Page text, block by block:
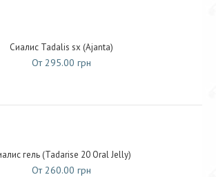
Сиалис Tadalis sx (Ajanta)
От 295.00 грн
гель (Tadarise 20 Oral Jelly)
От 260.00 грн